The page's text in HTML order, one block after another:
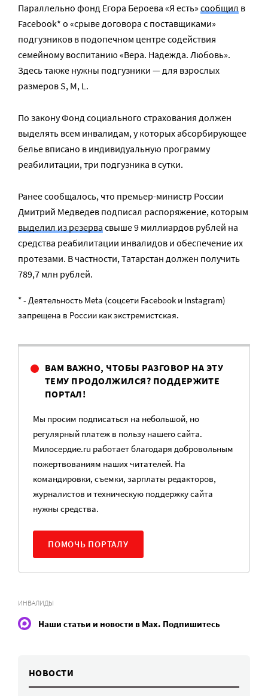
Параллельно фонд Егора Бероева «Я есть» сообщил в
Facebook* о «срыве договора с поставщиками»
подгузников в подопечном центре содействия
семейному воспитанию «Вера. Надежда. Любовь».
Здесь также нужны подгузники — для взрослых
размеров S, M, L.
По закону Фонд социального страхования должен
выделять всем инвалидам, у которых абсорбирующее
белье вписано в индивидуальную программу
реабилитации, три подгузника в сутки.
Ранее сообщалось, что премьер-министр России
Дмитрий Медведев подписал распоряжение, которым
выделил из резервасвыше 9 миллиардов рублей на
средства реабилитации инвалидов и обеспечение их
протезами. В частности, Татарстан должен получить
789,7 млн рублей.
* - Деятельность Meta (соцсети Facebook и Instagram)
запрещена в России как экстремистская.
ВАМ ВАЖНО, ЧТОБЫ РАЗГОВОР НА ЭТУ
ТЕМУ ПРОДОЛЖИЛСЯ? ПОДДЕРЖИТЕ
ПОРТАЛ!
Мы просим подписаться на небольшой, но
регулярный платеж в пользу нашего сайта.
Милосердие.ru работает благодаря добровольным
пожертвованиям наших читателей. На
командировки, съемки, зарплаты редакторов,
журналистов и техническую поддержку сайта
нужны средства.
ПОМОЧЬ ПОРТАЛУ
ИНВАЛИДЫ
Наши статьи и новости в Max. Подпишитесь
НОВОСТИ